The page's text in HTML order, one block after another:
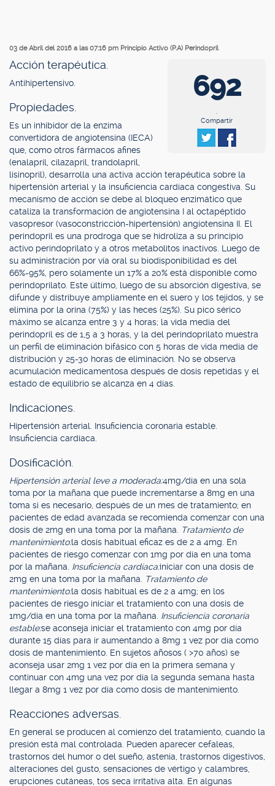
03 de Abril del 2016 a las 07:16 pm Principio Activo (P.A) Perindopril
692
.
Compartir
Acción terapéutica.
Antihipertensivo.
Propiedades.
Es un inhibidor de la enzima
convertidora de angiotensina (IECA)
que, como otros fármacos afines
(enalapril, cilazapril, trandolapril,
lisinopril), desarrolla una activa acción terapéutica sobre la
hipertensión arterial y la insuficiencia cardíaca congestiva. Su
mecanismo de acción se debe al bloqueo enzimático que
cataliza la transformación de angiotensina I al octapéptido
vasopresor (vasoconstricción-hipertensión) angiotensina II. El
perindopril es una prodroga que se hidroliza a su principio
activo perindoprilato y a otros metabolitos inactivos. Luego de
su administración por vía oral su biodisponibilidad es del
66%-95%, pero solamente un 17% a 20% está disponible como
perindoprilato. Este último, luego de su absorción digestiva, se
difunde y distribuye ampliamente en el suero y los tejidos, y se
elimina por la orina (75%) y las heces (25%). Su pico sérico
máximo se alcanza entre 3 y 4 horas; la vida media del
perindopril es de 1,5 a 3 horas, y la del perindoprilato muestra
un perfil de eliminación bifásico con 5 horas de vida media de
distribución y 25-30 horas de eliminación. No se observa
acumulación medicamentosa después de dosis repetidas y el
estado de equilibrio se alcanza en 4 días.
Indicaciones.
Hipertensión arterial. Insuficiencia coronaria estable.
Insuficiencia cardíaca.
Dosificación.
Hipertensión arterial leve a moderada:4mg/día en una sola
toma por la mañana que puede incrementarse a 8mg en una
toma si es necesario, después de un mes de tratamiento; en
pacientes de edad avanzada se recomienda comenzar con una
dosis de 2mg en una toma por la mañana.
Tratamiento de
mantenimiento:la dosis habitual eficaz es de 2 a 4mg. En
pacientes de riesgo comenzar con 1mg por día en una toma
por la mañana. Insuficiencia cardíaca:iniciar con una dosis de
2mg en una toma por la mañana.
Tratamiento de
mantenimiento:la dosis habitual es de 2 a 4mg; en los
pacientes de riesgo iniciar el tratamiento con una dosis de
1mg/día en una toma por la mañana. Insuficiencia coronaria
estable:se aconseja iniciar el tratamiento con 4mg por día
durante 15 días para ir aumentando a 8mg 1 vez por día como
dosis de mantenimiento. En sujetos añosos ( >70 años) se
aconseja usar 2mg 1 vez por día en la primera semana y
continuar con 4mg una vez por día la segunda semana hasta
llegar a 8mg 1 vez por día como dosis de mantenimiento.
Reacciones adversas.
En general se producen al comienzo del tratamiento, cuando la
presión está mal controlada. Pueden aparecer cefaleas,
trastornos del humor o del sueño, astenia, trastornos digestivos,
alteraciones del gusto, sensaciones de vértigo y calambres,
erupciones cutáneas, tos seca irritativa alta. En algunas